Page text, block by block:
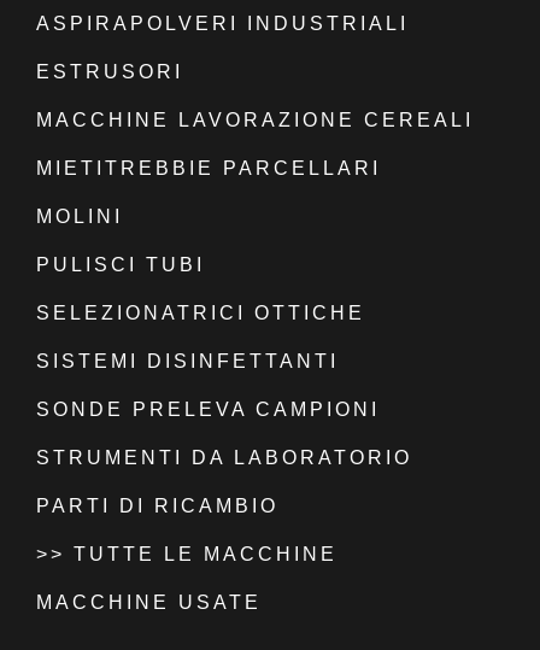
ASPIRAPOLVERI INDUSTRIALI
ESTRUSORI
MACCHINE LAVORAZIONE CEREALI
MIETITREBBIE PARCELLARI
MOLINI
PULISCI TUBI
SELEZIONATRICI OTTICHE
SISTEMI DISINFETTANTI
SONDE PRELEVA CAMPIONI
STRUMENTI DA LABORATORIO
PARTI DI RICAMBIO
>> TUTTE LE MACCHINE
MACCHINE USATE